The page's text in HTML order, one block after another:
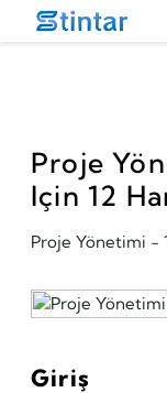
put google tag in file
Proje
Için 12
Proje Yönetimi -
Giriş